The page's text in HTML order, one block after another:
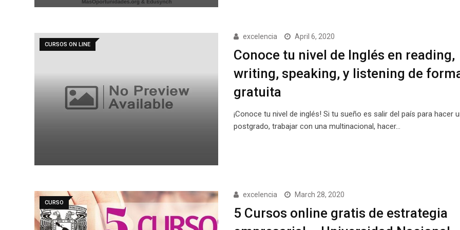
CURSOS ON LINE
excelencia April 6, 2020
Conoce tu nivel de Inglés en reading,
writing, speaking, y listening de
gratuita
¡Conoce tu nivel de inglés! Si tu sueño es salir del país para hacer
postgrado, trabajar con una multinacional, hacer…
CURSO
excelencia March 28, 2020
5 Cursos online gratis de estrategia